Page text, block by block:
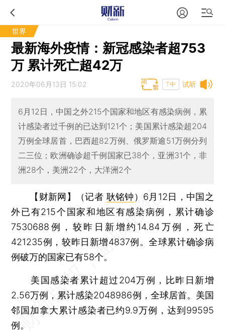
世界
最新海外疫情：新冠感染者超753
万 累计死亡超42万
试听
2020年06月13日 15:02 T中
6月12日，中国之外215个国家和地区有感染病例，累
计感染者过千例的已达到121个；美国累计感染超204
万例全球居首，巴西超82万例、俄罗斯逾51万例分列
二三位；欧洲确诊超千例国家已38个，亚洲31个，非
洲28个，美洲22个，大洋洲2个
【财新网】（记者 耿铭钟 ） 6月12日，中国之
外已有215个国家和地区有感染病例，累计确诊
7530688例，较昨日新增约14.84万例，死亡
421235例，较昨日新增4837例。全球累计确诊病
例破万的国家已有58个。
美国感染者累计超过204万例，比昨日新增
2.56万例，累计感染2048986例，全球居首。美国
邻国加拿大累计感染者已约9.9万例，达到99595
例。